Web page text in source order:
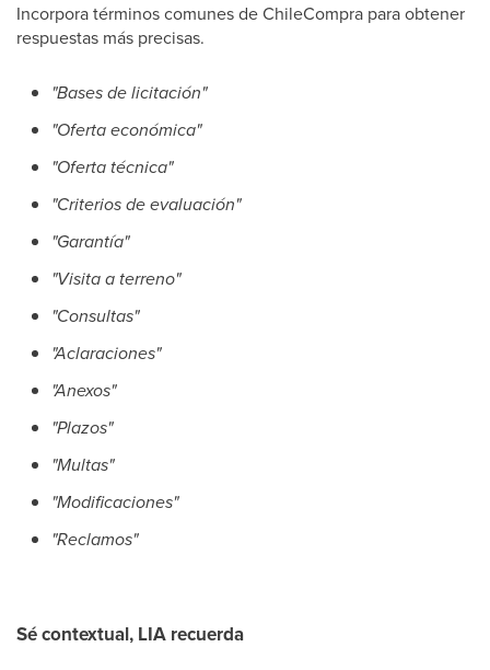
Incorpora términos comunes de ChileCompra para obtener
respuestas más precisas.
"Bases de licitación"
"Oferta económica"
"Oferta técnica"
"Criterios de evaluación"
"Garantía"
"Visita a terreno"
"Consultas"
"Aclaraciones"
"Anexos"
"Plazos"
"Multas"
"Modificaciones"
"Reclamos"
Sé contextual, LIA recuerda